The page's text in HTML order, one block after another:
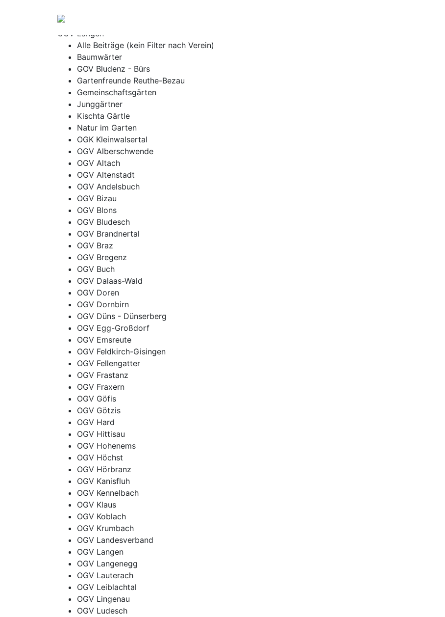
OGV
OGV Langen
Alle Beiträge (kein Filter nach Verein)
Baumwärter
GOV Bludenz - Bürs
Gartenfreunde Reuthe-Bezau
Gemeinschaftsgärten
Junggärtner
Kischta Gärtle
Natur im Garten
OGK Kleinwalsertal
OGV Alberschwende
OGV Altach
OGV Altenstadt
OGV Andelsbuch
OGV Bizau
OGV Blons
OGV Bludesch
OGV Brandnertal
OGV Braz
OGV Bregenz
OGV Buch
OGV Dalaas-Wald
OGV Doren
OGV Dornbirn
OGV Düns - Dünserberg
OGV Egg-Großdorf
OGV Emsreute
OGV Feldkirch-Gisingen
OGV Fellengatter
OGV Frastanz
OGV Fraxern
OGV Göfis
OGV Götzis
OGV Hard
OGV Hittisau
OGV Hohenems
OGV Höchst
OGV Hörbranz
OGV Kanisfluh
OGV Kennelbach
OGV Klaus
OGV Koblach
OGV Krumbach
OGV Landesverband
OGV Langen
OGV Langenegg
OGV Lauterach
OGV Leiblachtal
OGV Lingenau
OGV Ludesch